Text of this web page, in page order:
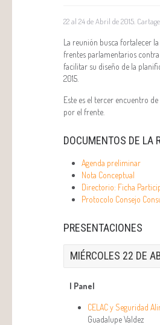
22 al 24 de Abril de 2015.
La reunión busca fortalecer
frentes parlamentarios
facilitar su diseño de la
2015.
Este es el tercer encuentro
por el frente.
DOCUMENTOS DE LA
Agenda preliminar
Nota Conceptual
Directorio: Ficha
Protocolo Consejo
PRESENTACIONES
MIÉRCOLES 22 DE
I Panel
CELAC y Seguridad
Guadalupe Valdez